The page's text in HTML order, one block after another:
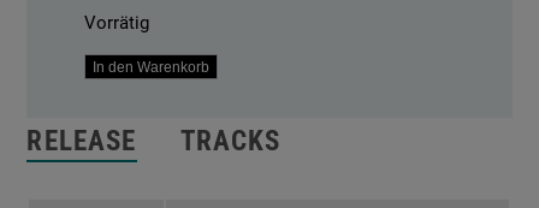
Vorrätig
What
Enormous
Room
In den Warenkorb
RELEASE TRACKS